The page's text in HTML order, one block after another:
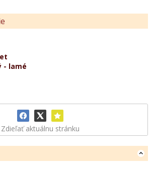
- lamé
Zdieľať aktuálnu stránku